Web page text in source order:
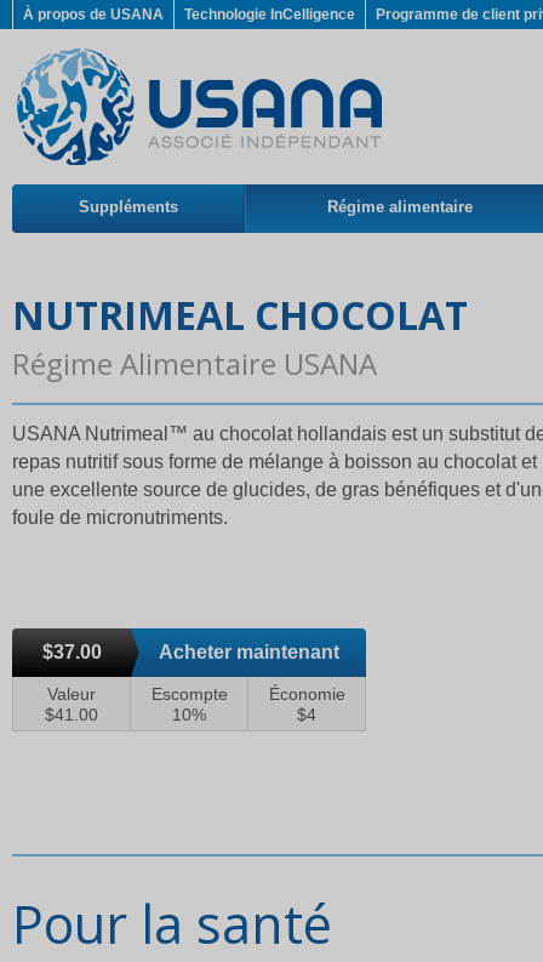
À propos de USANA Technologie InCelligence Programme de client
Suppléments Régime alimentaire
NUTRIMEAL CHOCOLAT
Régime Alimentaire USANA
USANA Nutrimeal™ au chocolat hollandais est un substitut
repas nutritif sous forme de mélange à boisson au chocolat et
une excellente source de glucides, de gras bénéfiques et
foule de micronutriments.
$37.00 Acheter maintenant
Valeur
$41.00
Escompte
10%
Économie
$4
Pour la santé